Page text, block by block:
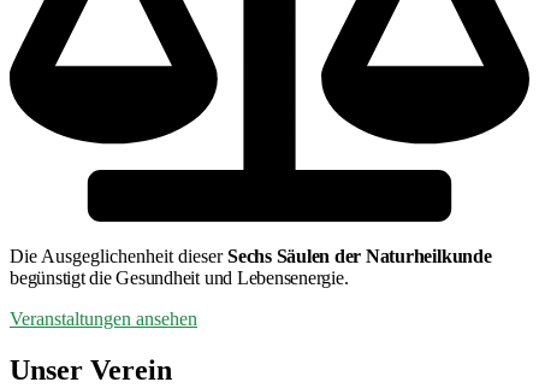
Die Ausgeglichenheit dieserSechs Säulen der Naturheilkunde
begünstigt die Gesundheit und Lebensenergie.
Veranstaltungen ansehen
Unser Verein